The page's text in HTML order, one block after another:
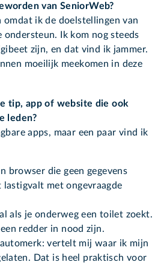
van SeniorWeb?
omdat ik de doelstellingen van
ondersteun. Ik kom nog steeds
zijn, en dat vind ik jammer.
moeilijk meekomen in deze
tip, app of website die ook
leden?
apps, maar een paar vind ik
browser die geen gegevens
lastigvalt met ongevraagde
als je onderweg een toilet zoekt.
redder in nood zijn.
vertelt mij waar ik mijn
Dat is heel praktisch voor